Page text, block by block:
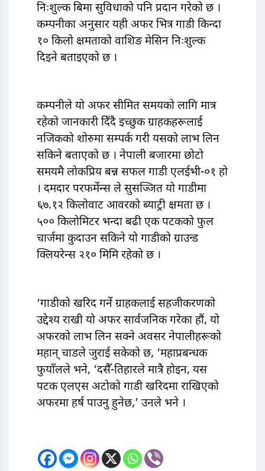
निःशुल्क बिमा सुविधाको पनि प्रदान गरेको छ ।
कम्पनीका अनुसार यही अफर भित्र गाडी किन्दा
१० किलो क्षमताको वाशिङ मेसिन निःशुल्क
दिइने बताइएको छ ।
कम्पनीले यो अफर सीमित समयको लागि मात्र
रहेको जानकारी दिँदै इच्छुक ग्राहकहरूलाई
नजिकको शोरुमा सम्पर्क गरी यसको लाभ लिन
सकिने बताएको छ । नेपाली बजारमा छोटो
समयमै लोकप्रिय बन्न सफल गाडी एलईभी-०१ हो
। दमदार परफर्मेन्स ले सुसज्जित यो गाडीमा
६७.१२ किलोवाट आवरको ब्याट्री क्षमता छ ।
५०० किलोमिटर भन्दा बढी एक पटकको फुल
चार्जमा कुदाउन सकिने यो गाडीको ग्राउन्ड
क्लियरेन्स २१० मिमि रहेको छ ।
‘गाडीको खरिद गर्ने ग्राहकलाई सहजीकरणको
उद्देश्य राखी यो अफर सार्वजनिक गरेका हौं, यो
अफरको लाभ लिन सक्ने अवसर नेपालीहरूको
महान् चाडले जुराई सकेको छ, ‘महाप्रबन्धक
फुयाँलले भने, ‘दसैँ-तिहारले मात्रै होइन, यस
पटक एलएस अटोको गाडी खरिदमा राखिएको
अफरमा हर्ष पाउनु हुनेछ,’ उनले भने ।